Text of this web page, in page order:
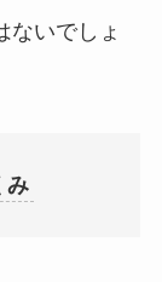
ないでしょ
み